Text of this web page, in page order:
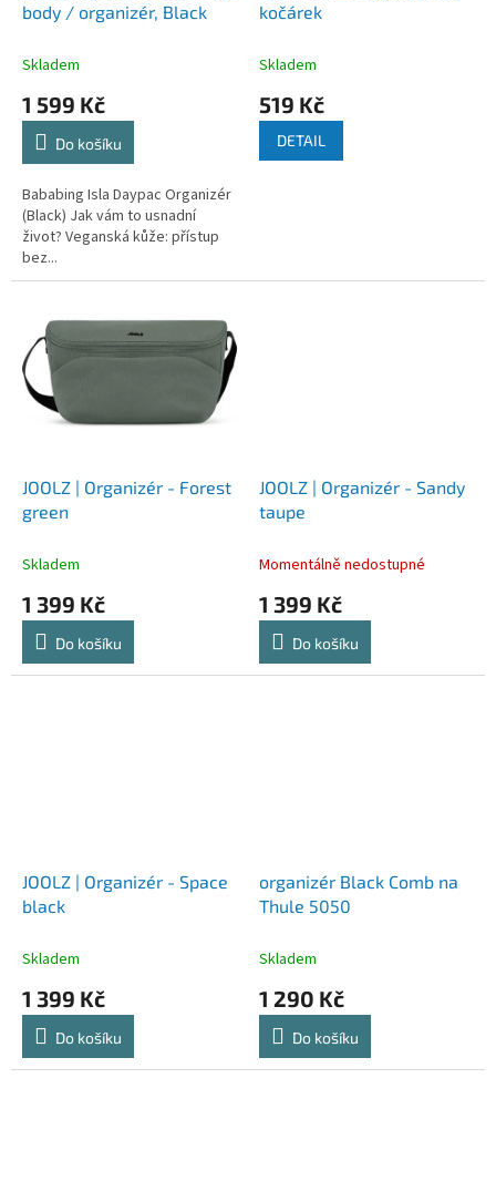
body / organizér, Black
Skladem
1 599 Kč
Do košíku
Bababing Isla Daypac Organizér
(Black) Jak vám to usnadní
život? Veganská kůže: přístup
bez...
kočárek
Skladem
519 Kč
DETAIL
JOOLZ | Organizér - Forest
green
Skladem
1 399 Kč
Do košíku
JOOLZ | Organizér - Sandy
taupe
Momentálně nedostupné
1 399 Kč
Do košíku
JOOLZ | Organizér - Space
black
Skladem
1 399 Kč
Do košíku
organizér Black Comb na
Thule 5050
Skladem
1 290 Kč
Do košíku